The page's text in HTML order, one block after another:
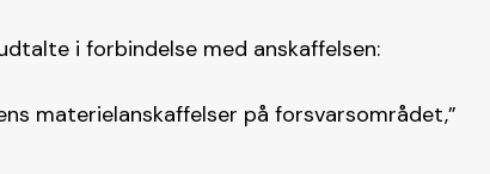
i forbindelse med anskaffelsen:
materielanskaffelser på forsvarsområdet,”